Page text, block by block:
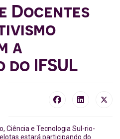
Docentes
a
IFSUL
Ciência e Tecnologia Sul-rio-
estará participando do